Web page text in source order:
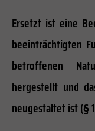
Ersetzt ist eine
beeinträchtigten
betroffenen
hergestellt und
neugestaltet ist (§